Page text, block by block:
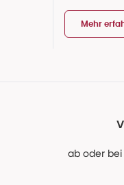
Mehr
ab oder